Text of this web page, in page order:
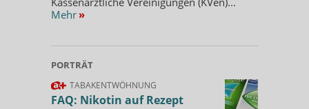
Mehr »
PORTRÄT
TABAKENTWÖHNUNG
FAQ: Nikotin auf Rezept